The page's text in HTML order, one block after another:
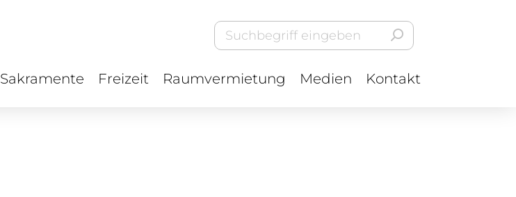
Sakramente Freizeit Raumvermietung Medien Kontakt